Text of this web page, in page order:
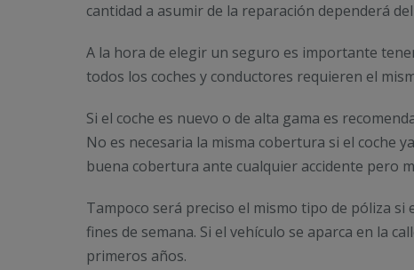
cantidad a asumir de la reparación dependerá
A la hora de elegir un seguro es importante
todos los coches y conductores requieren el
Si el coche es nuevo o de alta gama es
No es necesaria la misma cobertura si el coche
buena cobertura ante cualquier accidente pero
Tampoco será preciso el mismo tipo de póliza
fines de semana. Si el vehículo se aparca en la
primeros años.